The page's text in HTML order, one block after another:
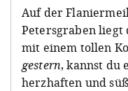
Auf der
Petersgraben liegt
mit einem tollen
gestern, kannst du
herzhaften und